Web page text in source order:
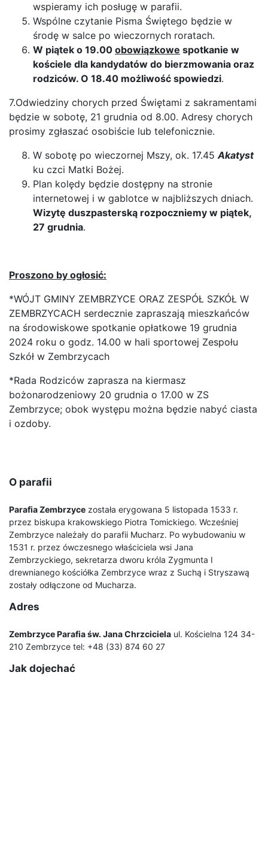
wspieramy ich posługę w parafii.
Wspólne czytanie Pisma Świętego będzie w
środę w salce po wieczornych roratach.
W piątek o 19.00 obowiązkowe spotkanie w
kościele dla kandydatów do bierzmowania oraz
rodziców. O 18.40 możliwość spowiedzi.
7.Odwiedziny chorych przed Świętami z sakramentami
będzie w sobotę, 21 grudnia od 8.00. Adresy chorych
prosimy zgłaszać osobiście lub telefonicznie.
W sobotę po wieczornej Mszy, ok. 17.45Akatyst
ku czci Matki Bożej.
Plan kolędy będzie dostępny na stronie
internetowej i w gablotce w najbliższych dniach.
Wizytę duszpasterską rozpoczniemy w piątek,
27 grudnia.
Proszono by ogłosić:
*WÓJT GMINY ZEMBRZYCE ORAZ ZESPÓŁ SZKÓŁ W
ZEMBRZYCACH serdecznie zapraszają mieszkańców
na środowiskowe spotkanie opłatkowe 19 grudnia
2024 roku o godz. 14.00 w hali sportowej Zespołu
Szkół w Zembrzycach
*Rada Rodziców zaprasza na kiermasz
bożonarodzeniowy 20 grudnia o 17.00 w ZS
Zembrzyce; obok występu można będzie nabyć ciasta
i ozdoby.
O parafii
Parafia Zembrzyce została erygowana 5 listopada 1533 r.
przez biskupa krakowskiego Piotra Tomickiego. Wcześniej
Zembrzyce należały do parafii Mucharz. Po wybudowaniu w
1531 r. przez ówczesnego właściciela wsi Jana
Zembrzyckiego, sekretarza dworu króla Zygmunta I
drewnianego kościółka Zembrzyce wraz z Suchą i Stryszawą
zostały odłączone od Mucharza.
Adres
Zembrzyce Parafia św. Jana Chrzciciela ul. Kościelna 124 34-
210 Zembrzyce tel: +48 (33) 874 60 27
Jak dojechać